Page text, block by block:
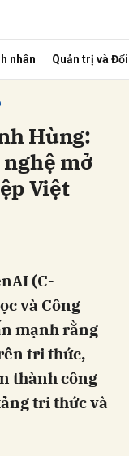
nhân Quản trị và
Hùng:
mở
Việt
(C-
và Công
mạnh rằng
tri thức,
thành công
tri thức và